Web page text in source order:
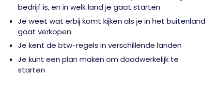
bedrijf is, en in welk land je gaat starten
Je weet wat erbij komt kijken als je in het buitenland
gaat verkopen
Je kent de btw-regels in verschillende landen
Je kunt een plan maken om daadwerkelijk te
starten